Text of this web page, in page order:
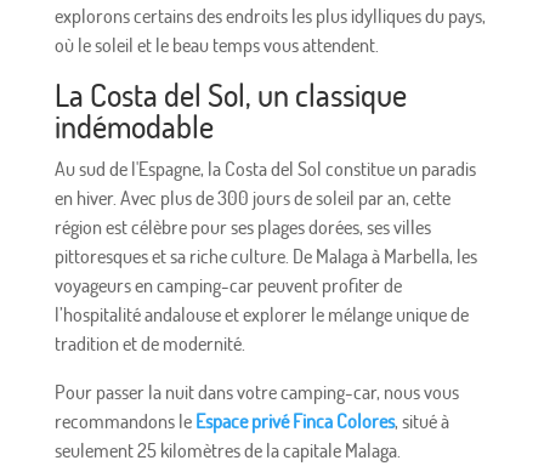
explorons certains des endroits les plus idylliques du pays,
où le soleil et le beau temps vous attendent.
La Costa del Sol, un classique
indémodable
Au sud de l'Espagne, la Costa del Sol constitue un paradis
en hiver. Avec plus de 300 jours de soleil par an, cette
région est célèbre pour ses plages dorées, ses villes
pittoresques et sa riche culture. De Malaga à Marbella, les
voyageurs en camping-car peuvent profiter de
l’hospitalité andalouse et explorer le mélange unique de
tradition et de modernité.
Pour passer la nuit dans votre camping-car, nous vous
recommandons le Espace privé Finca Colores, situé à
seulement 25 kilomètres de la capitale Malaga.